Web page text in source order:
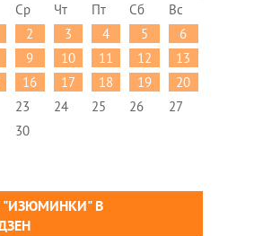
Ср Чт Пт Сб
Вс
2 3 4 5
6
9 10 11 12
13
16 17 18 19
20
23 24 25 26
27
30
"ИЗЮМИНКИ" В